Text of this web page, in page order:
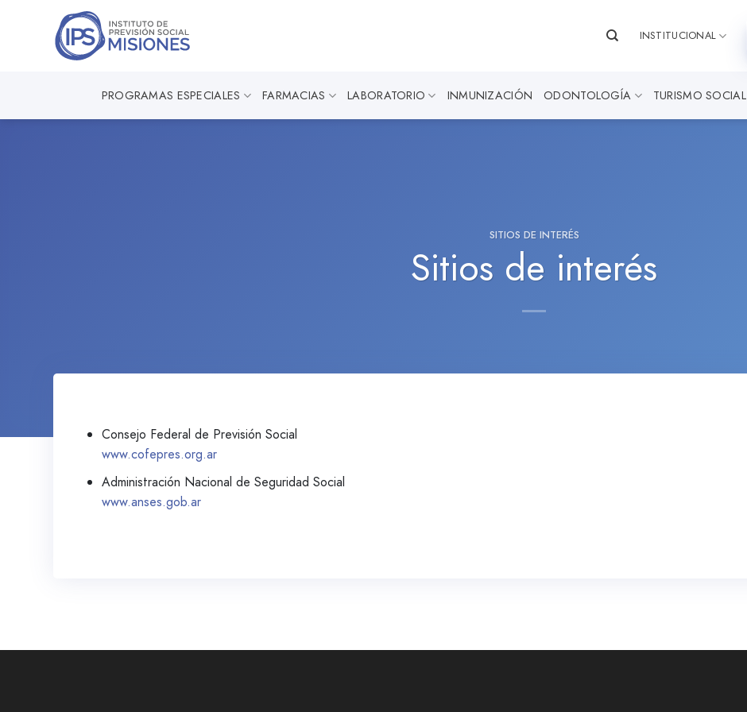
INSTITUCIONAL
PROGRAMAS ESPECIALES FARMACIAS LABORATORIO INMUNIZACIÓN ODONTOLOGÍA TURISMO SOCIAL
SITIOS DE INTERÉS
Sitios de interés
Consejo Federal de Previsión Social
www.cofepres.org.ar
Administración Nacional de Seguridad Social
www.anses.gob.ar